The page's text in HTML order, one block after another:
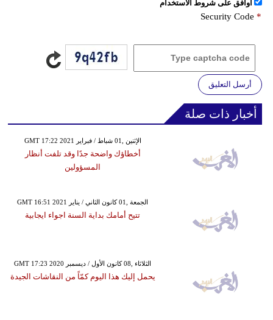
اُوافق على شروط الأستخدام
Security Code *
أرسل التعليق
أخبار ذات صلة
GMT 17:22 2021 الإثنين ,01 شباط / فبراير
أخطاؤك واضحة جدًا وقد تلفت أنظار
المسؤولين
GMT 16:51 2021 الجمعة ,01 كانون الثاني / يناير
تتيح أمامك بداية السنة اجواء ايجابية
GMT 17:23 2020 الثلاثاء ,08 كانون الأول / ديسمبر
يحمل إليك هذا اليوم كمّاً من النقاشات الجيدة